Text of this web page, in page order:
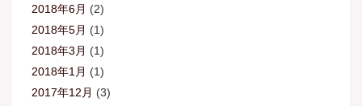
2018年6月 (2)
2018年5月 (1)
2018年3月 (1)
2018年1月 (1)
2017年12月 (3)